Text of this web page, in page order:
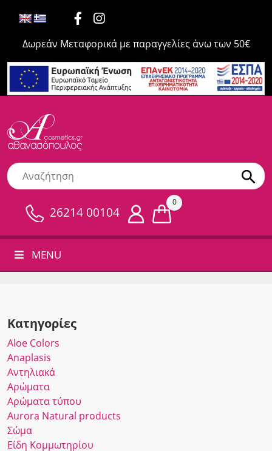
Δωρεάν Μεταφορικά με παραγγελίες άνω των 50€
26214 00104
0
MENU
Κατηγορίες
Αloe Colors
Anaplasis
Αντηλιακά
Αρώματα
Αρώματα τύπου
Αurora Νatural products
Σώμα
Είδη Κομμωτηρίου